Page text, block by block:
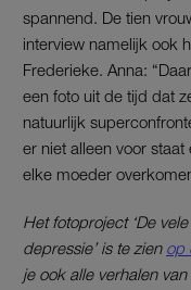
spannend. De tien
interview namelijk ook
Frederieke. Anna:
een foto uit de tijd dat
natuurlijk
er niet alleen voor
elke moeder
Het fotoproject ‘De
depressie’ is te zien op
je ook alle verhalen